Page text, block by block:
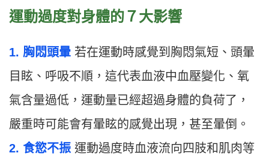
運動過度對身體的７大影響
1. 胸悶頭暈 若在運動時感覺到胸悶氣短、頭暈
目眩、呼吸不順，這代表血液中血壓變化、氧
氣含量過低，運動量已經超過身體的負荷了，
嚴重時可能會有暈眩的感覺出現，甚至暈倒。
2. 食慾不振 運動過度時血液流向四肢和肌肉等